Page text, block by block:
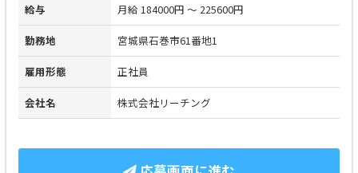
給与 月給 184000円 ～ 225600円
勤務地 宮城県石巻市61番地1
雇用形態 正社員
会社名 株式会社リーチング